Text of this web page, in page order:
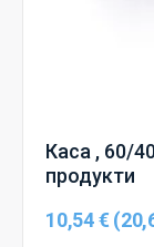
Каса , 60/
продукти
10,54 €